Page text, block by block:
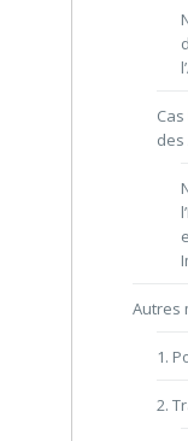
des
Autres
1.
2.